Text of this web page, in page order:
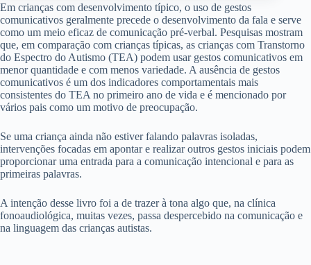
Em crianças com desenvolvimento típico, o uso de gestos
comunicativos geralmente precede o desenvolvimento da fala e serve
como um meio eficaz de comunicação pré-verbal. Pesquisas mostram
que, em comparação com crianças típicas, as crianças com Transtorno
do Espectro do Autismo (TEA) podem usar gestos comunicativos em
menor quantidade e com menos variedade. A ausência de gestos
comunicativos é um dos indicadores comportamentais mais
consistentes do TEA no primeiro ano de vida e é mencionado por
vários pais como um motivo de preocupação.
Se uma criança ainda não estiver falando palavras isoladas,
intervenções focadas em apontar e realizar outros gestos iniciais podem
proporcionar uma entrada para a comunicação intencional e para as
primeiras palavras.
A intenção desse livro foi a de trazer à tona algo que, na clínica
fonoaudiológica, muitas vezes, passa despercebido na comunicação e
na linguagem das crianças autistas.